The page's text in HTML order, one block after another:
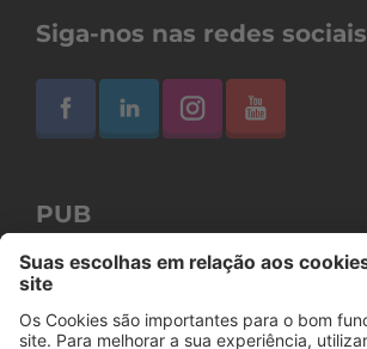
Siga-nos nas redes sociais
PUB